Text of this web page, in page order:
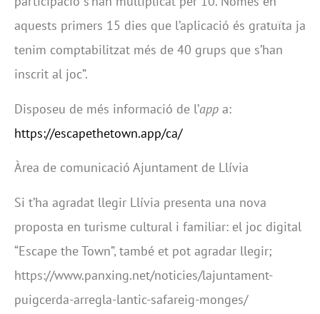
aquests primers 15 dies que l’aplicació és gratuïta ja
tenim comptabilitzat més de 40 grups que s’han
inscrit al joc”.
Disposeu de més informació de l’app a:
https://escapethetown.app/ca/
Àrea de comunicació Ajuntament de Llívia
Si t’ha agradat llegir Llívia presenta una nova
proposta en turisme cultural i familiar: el joc digital
“Escape the Town”, també et pot agradar llegir;
https://www.panxing.net/noticies/lajuntament-
puigcerda-arregla-lantic-safareig-monges/